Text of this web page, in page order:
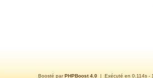
Boosté parPHPBoost 4.0 | Exécuté en 0.114s -